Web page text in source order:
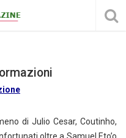
di Julio Cesar, Coutinho,